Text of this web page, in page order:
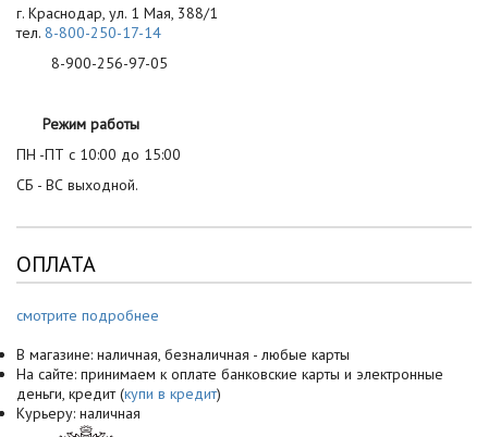
г. Краснодар, ул. 1 Мая, 388/1
тел. 8-800-250-17-14
8-900-256-97-05
Режим работы
ПН -ПТ с 10:00 до 15:00
СБ - ВС выходной.
ОПЛАТА
смотрите подробнее
В магазине: наличная, безналичная - любые карты
На сайте: принимаем к оплате банковские карты и электронные
деньги, кредит (купи в кредит)
Курьеру: наличная